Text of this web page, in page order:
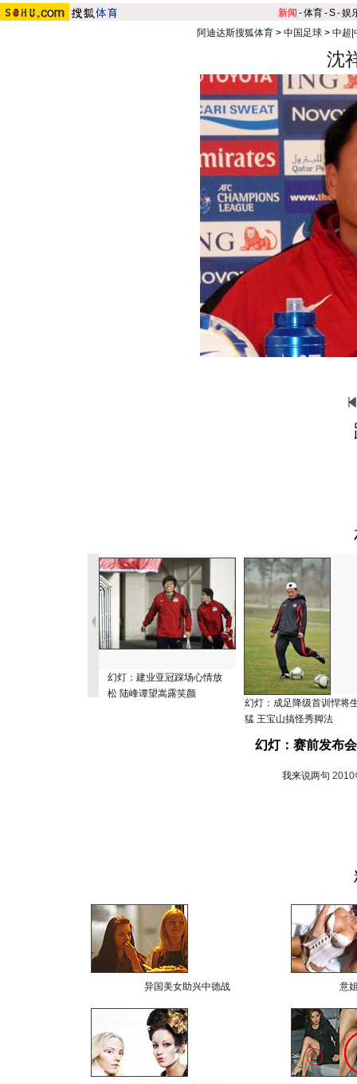
新闻 -体育-S-娱
阿迪达斯搜狐体育 > 中国足球 > 中超|
沈
幻灯：建业亚冠踩场心情放
松 陆峰谭望嵩露笑颜
幻灯：成足降级首训悍将
猛 王宝山搞怪秀脚法
幻灯：赛前发布
我来说两句 2010
异国美女助兴中德战 意